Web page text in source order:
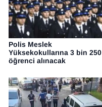
Polis Meslek
Yüksekokullarına 3 bin 250
öğrenci alınacak